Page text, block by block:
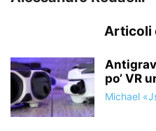
Articoli
po’ VR
Michael